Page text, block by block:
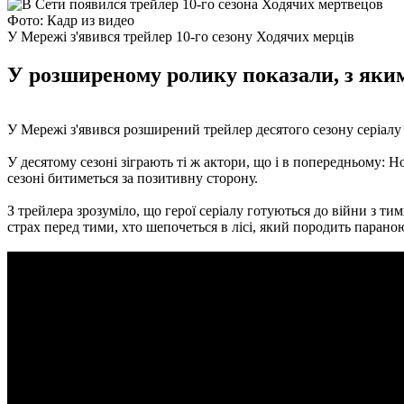
Фото: Кадр из видео
У Мережі з'явився трейлер 10-го сезону Ходячих мерців
У розширеному ролику показали, з
У Мережі з'явився розширений трейлер десятого сезону серіалу
У десятому сезоні зіграють ті ж актори, що і в
сезоні битиметься за позитивну сторону.
З трейлера зрозуміло, що герої серіалу готуються до війни з
страх перед тими, хто шепочеться в лісі, який породить